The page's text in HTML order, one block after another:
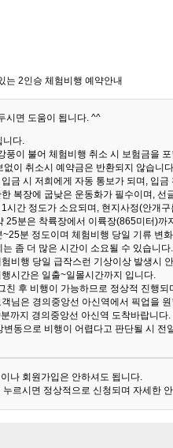
는 2인승 체험비행 예약안내
시면 도움이 됩니다. ^^
다.
풍이 불어 체험비행 취소 시 보험금을
이 취소시 예약금은 반환되지 않습니다.
금 시 저희에게 자동 통보가 되며, 입
복장에 굽낮은 운동화가 필수이며, 선
시간 정도가 소요되며, 현지사정(안개
25분은 착륙장에서 이륙장(865미터)까
분 정도이며 체험비행 당일 기류 변
좀 더 많은 시간이 소요될 수 있습니다.
비행 당일 급작스런 기상이상 발생시
시간은 일출~일몰시간까지 입니다.
친 후 비행이 가능하므로 정상적 진행
님은 경의중앙선 아신역에서 픽업을
까지 경의중앙선 아신역 도착바랍니다
동으로 비행이 어렵다고 판단될 시
나 회원가입은 안하셔도 됩니다.
르시면 정상적으로 신청되며 자세한